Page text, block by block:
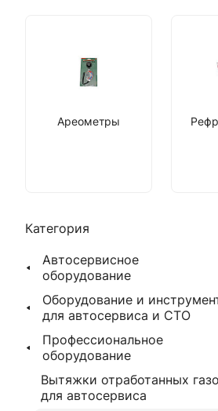
Ареометры
Категория
Автосервисное
оборудование
Оборудование и
для автосервиса и СТО
Профессиональное
оборудование
Вытяжки отработанных
для автосервиса